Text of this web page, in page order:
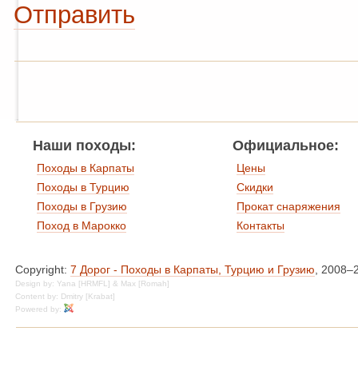
Отправить
Наши походы:
Походы в Карпаты
Походы в Турцию
Походы в Грузию
Поход в Марокко
Официальное:
Цены
Скидки
Прокат снаряжения
Контакты
Copyright: 7 Дорог - Походы в Карпаты, Турцию и Грузию,
Design by: Yana [HRMFL] & Max [Romah]
Content by: Dmitry [Krabat]
Powered by: